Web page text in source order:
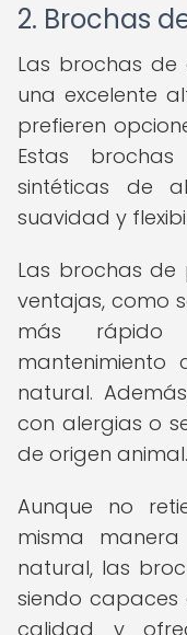
2. Brochas
Las brochas
una excelente
prefieren
Estas
sintéticas de
suavidad y
Las brochas de
ventajas, como
más
natural.
con alergias o
de origen animal.
Aunque no
misma
natural, las
siendo
calidad y